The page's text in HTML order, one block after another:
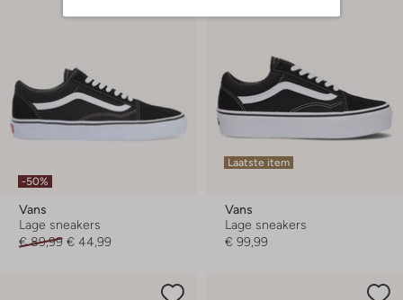
-50%
Vans
Lage sneakers
€ 89,99 € 44,99
Laatste item
Vans
Lage sneakers
€ 99,99